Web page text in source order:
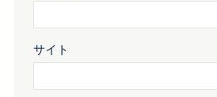
サイト